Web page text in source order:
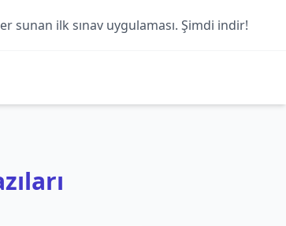
sunan ilk sınav uygulaması. Şimdi indir!